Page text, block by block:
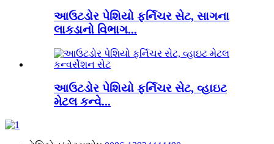
આઉટડોર પેશિયો ફર્નિચર સેટ, સાગના
લાકડાનો વિભાગ...
આઉટડોર પેશિયો ફર્નિચર સેટ, વ્હાઇટ
મેટલ કન્વે...